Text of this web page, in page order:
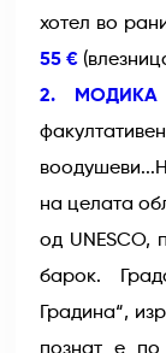
хотел во
55 €
2. МОДИКА
на целата
од UNESCO,
барок.
Градина“,